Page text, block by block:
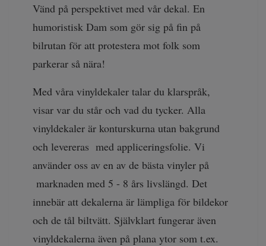
Vänd på perspektivet med vår dekal. En
humoristisk Dam som gör sig på fin på
bilrutan för att protestera mot folk som
parkerar så nära!
Med våra vinyldekaler talar du klarspråk,
visar var du står och vad du tycker. Alla
vinyldekaler är konturskurna utan bakgrund
och levereras med appliceringsfolie. Vi
använder oss av en av de bästa vinyler på
marknaden med 5 - 8 års livslängd. Det
innebär att dekalerna är lämpliga för bildekor
och de tål biltvätt. Självklart fungerar även
vinyldekalerna även på plana ytor som t.ex.